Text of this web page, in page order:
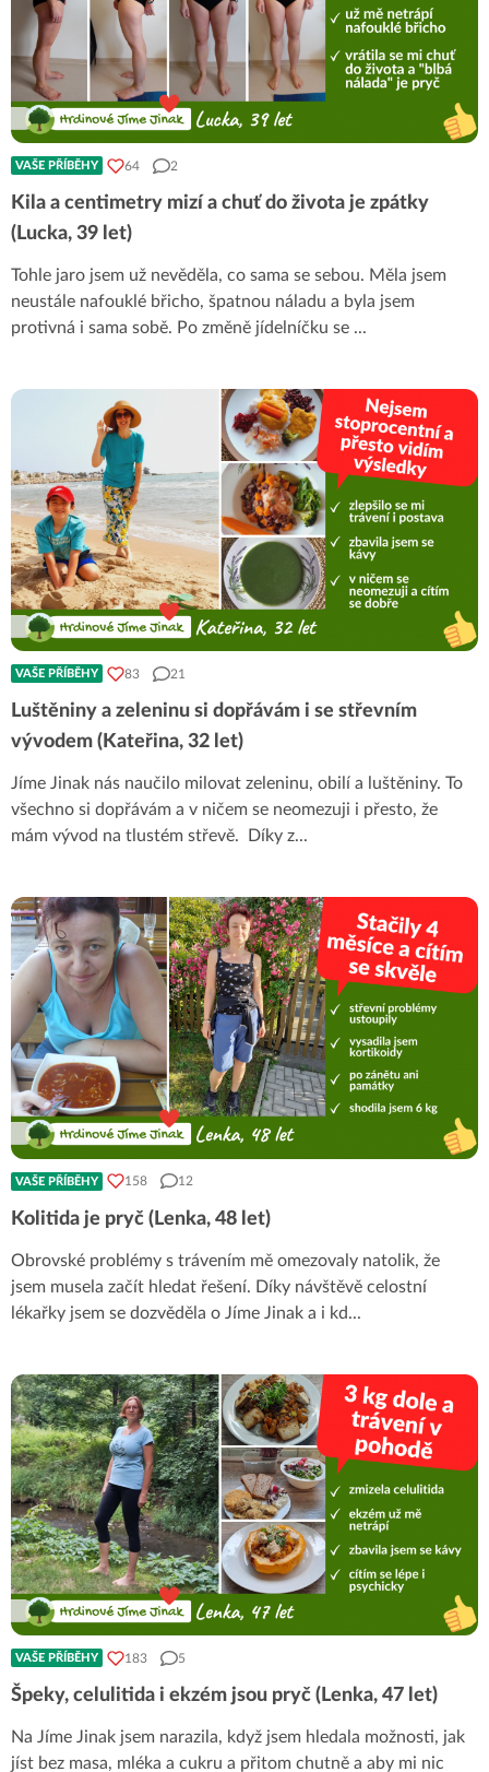
VAŠE PŘÍBĚHY 64 2
Kila a centimetry mizí a chuť do života je zpátky
(Lucka, 39 let)
Tohle jaro jsem už nevěděla, co sama se sebou. Měla jsem
neustále nafouklé břicho, špatnou náladu a byla jsem
protivná i sama sobě. Po změně jídelníčku se ...
VAŠE PŘÍBĚHY 83 21
Luštěniny a zeleninu si dopřávám i se střevním
vývodem (Kateřina, 32 let)
Jíme Jinak nás naučilo milovat zeleninu, obilí a luštěniny. To
všechno si dopřávám a v ničem se neomezuji i přesto, že
mám vývod na tlustém střevě. Díky z...
VAŠE PŘÍBĚHY 158 12
Kolitida je pryč (Lenka, 48 let)
Obrovské problémy s trávením mě omezovaly natolik, že
jsem musela začít hledat řešení. Díky návštěvě celostní
lékařky jsem se dozvěděla o Jíme Jinak a i kd...
VAŠE PŘÍBĚHY 183 5
Špeky, celulitida i ekzém jsou pryč (Lenka, 47 let)
Na Jíme Jinak jsem narazila, když jsem hledala možnosti, jak
jíst bez masa, mléka a cukru a přitom chutně a aby mi nic